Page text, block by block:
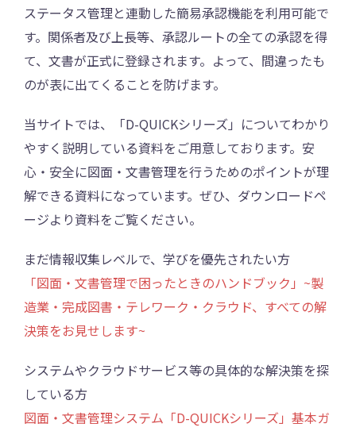
ステータス管理と連動した簡易承認機能を利用可能で
す。関係者及び上長等、承認ルートの全ての承認を得
て、文書が正式に登録されます。よって、間違ったも
のが表に出てくることを防げます。
当サイトでは、「D-QUICKシリーズ」についてわかり
やすく説明している資料をご用意しております。安
心・安全に図面・文書管理を行うためのポイントが理
解できる資料になっています。ぜひ、ダウンロードペ
ージより資料をご覧ください。
まだ情報収集レベルで、学びを優先されたい方
「図面・文書管理で困ったときのハンドブック」~製
造業・完成図書・テレワーク・クラウド、すべての解
決策をお見せします~
システムやクラウドサービス等の具体的な解決策を探
している方
図面・文書管理システム「D-QUICKシリーズ」基本ガ